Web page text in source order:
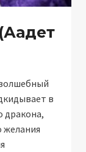
в
дракона,
желания